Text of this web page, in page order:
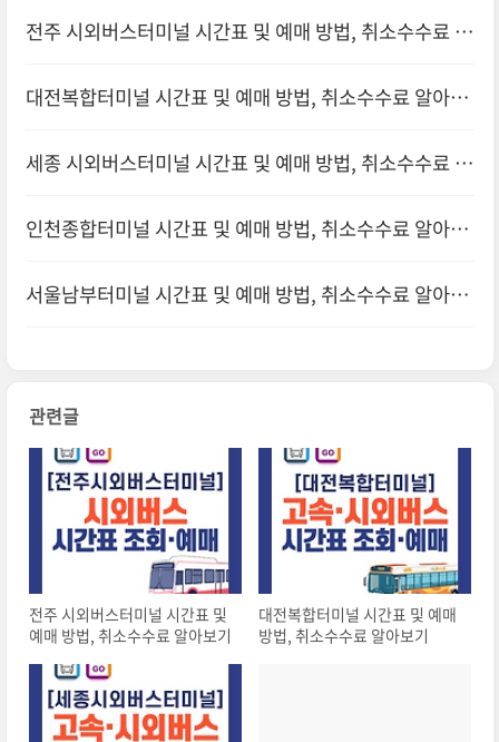
전주 시외버스터미널 시간표 및 예매 방법, 취소수수료 알
대전복합터미널 시간표 및 예매 방법, 취소수수료 알아보
세종 시외버스터미널 시간표 및 예매 방법, 취소수수료 알
인천종합터미널 시간표 및 예매 방법, 취소수수료 알아보
서울남부터미널 시간표 및 예매 방법, 취소수수료 알아보
관련글
전주 시외버스터미널 시간표 및
예매 방법, 취소수수료 알아보기
대전복합터미널 시간표 및 예매
방법, 취소수수료 알아보기